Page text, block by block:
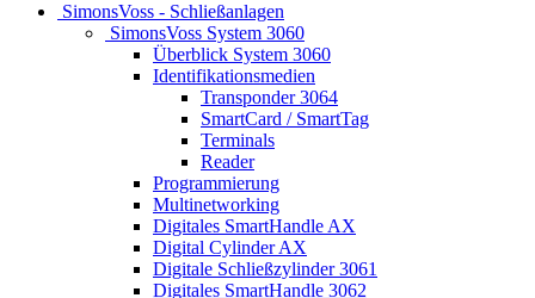
SimonsVoss - Schließanlagen
SimonsVoss System 3060
Überblick System 3060
Identifikationsmedien
Transponder 3064
SmartCard / SmartTag
Terminals
Reader
Programmierung
Multinetworking
Digitales SmartHandle AX
Digital Cylinder AX
Digitale Schließzylinder 3061
Digitales SmartHandle 3062